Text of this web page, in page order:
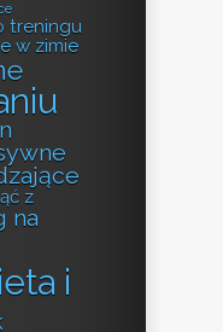
treningu
w zimie
z
na
i